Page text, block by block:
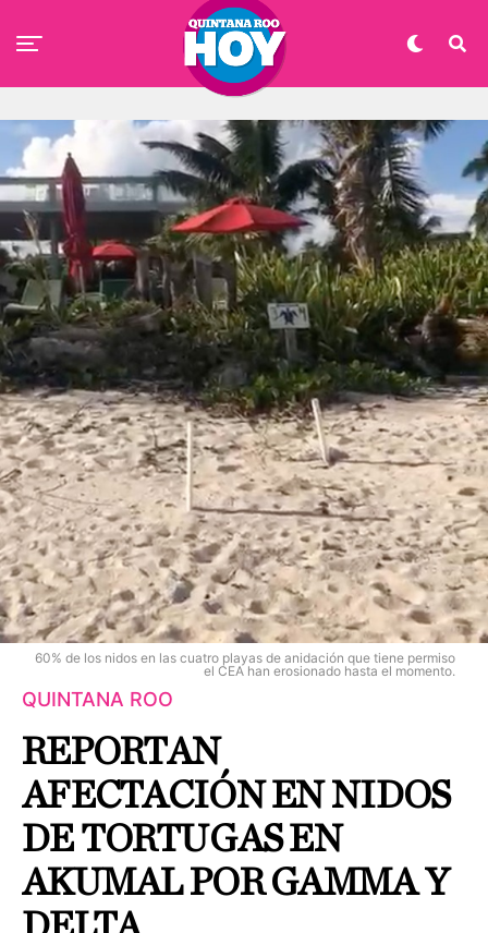
60% de los nidos en las cuatro playas de anidación que tiene permiso
el CEA han erosionado hasta el momento.
QUINTANA ROO
REPORTAN
AFECTACIÓN EN NIDOS
DE TORTUGAS EN
AKUMAL POR GAMMA Y